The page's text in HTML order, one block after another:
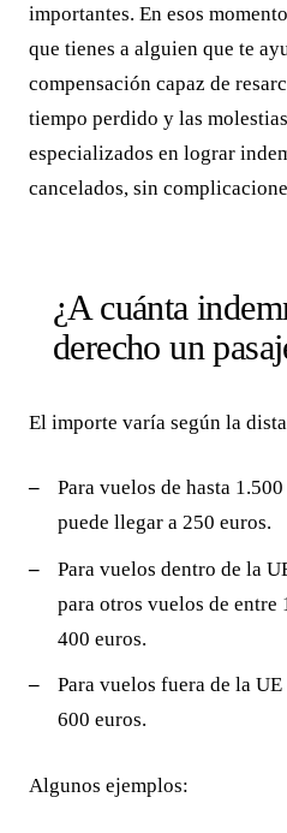
importantes. En esos
que tienes a alguien que te
compensación capaz de
tiempo perdido y las
especializados en lograr
cancelados, sin
¿A cuánta
derecho un
El importe varía según la
Para vuelos de hasta
puede llegar a 250 euros.
Para vuelos dentro de la
para otros vuelos de entre
400 euros.
Para vuelos fuera de la
600 euros.
Algunos ejemplos: